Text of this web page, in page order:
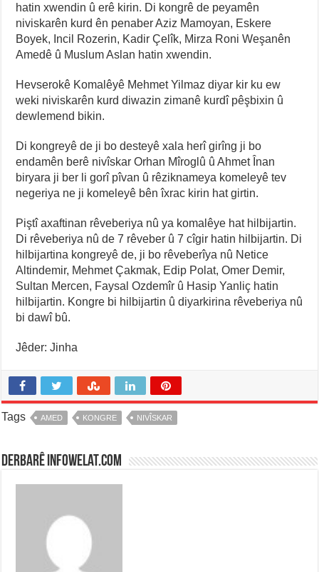
hatin xwendin û erê kirin. Di kongrê de peyamên
niviskarên kurd ên penaber Aziz Mamoyan, Eskere
Boyek, Incil Rozerin, Kadir Çelîk, Mirza Roni Weşanên
Amedê û Muslum Aslan hatin xwendin.
Hevserokê Komalêyê Mehmet Yilmaz diyar kir ku ew
weki niviskarên kurd diwazin zimanê kurdî pêşbixin û
dewlemend bikin.
Di kongreyê de ji bo desteyê xala herî girîng ji bo
endamên berê nivîskar Orhan Mîroglû û Ahmet Înan
biryara ji ber li gorî pîvan û rêziknameya komeleyê tev
negeriya ne ji komeleyê bên îxrac kirin hat girtin.
Piştî axaftinan rêveberiya nû ya komalêye hat hilbijartin.
Di rêveberiya nû de 7 rêveber û 7 cîgir hatin hilbijartin. Di
hilbijartina kongreyê de, ji bo rêveberîya nû Netice
Altindemir, Mehmet Çakmak, Edip Polat, Omer Demir,
Sultan Mercen, Faysal Ozdemîr û Hasip Yanliç hatin
hilbijartin. Kongre bi hilbijartin û diyarkirina rêveberiya nû
bi dawî bû.
Jêder: Jinha
Tags AMED KONGRE NIVÎSKAR
Derbarê infowelat.com